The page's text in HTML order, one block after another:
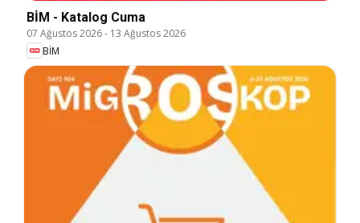
BİM - Katalog Cuma
07 Ağustos 2026- 13 Ağustos 2026
BİM